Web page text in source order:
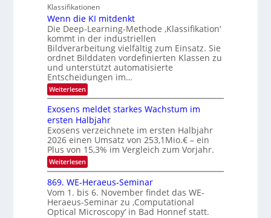
n
I
O
N
T
e
c
h
T
a
l
k
s
e
n
a
u
f
d
e
r
I
I
O
N
2
0
2
6
g
u
n
g
z
u
E
l
e
k
t
r
o
n
i
k
-
u
n
Klassifikationen
Wenn die KI mitdenkt
Die Deep-Learning-Methode ‚Klassifikation‘
kommt in der industriellen
Bildverarbeitung vielfältig zum Einsatz. Sie
ordnet Bilddaten vordefinierten Klassen zu
und unterstützt automatisierte
Entscheidungen im…
Weiterlesen:
W
n
n
d
i
e
K
I
m
i
t
d
e
n
Exosens meldet starkes Wachstum im
ersten Halbjahr
Exosens verzeichnete im ersten Halbjahr
2026 einen Umsatz von 253,1Mio.€ – ein
Plus von 15,3% im Vergleich zum Vorjahr.
Weiterlesen:
E
x
o
s
e
n
869. WE-Heraeus-Seminar
Vom 1. bis 6. November findet das WE-
Heraeus-Seminar zu ‚Computational
Optical Microscopy‘ in Bad Honnef statt.